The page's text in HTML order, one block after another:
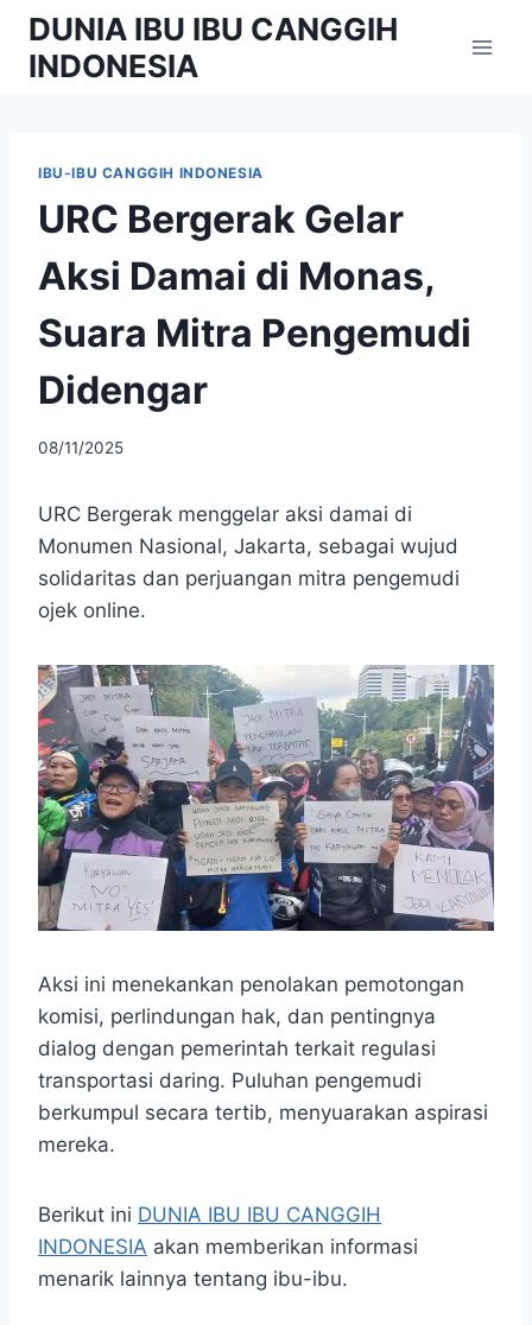
Skip
content
DUNIA IBU IBU CANGGIH
INDONESIA
IBU-IBU CANGGIH INDONESIA
URC Bergerak Gelar
Aksi Damai di Monas,
Suara Mitra Pengemudi
Didengar
By
08/11/2025
URC Bergerak menggelar aksi damai di
Monumen Nasional, Jakarta, sebagai wujud
solidaritas dan perjuangan mitra pengemudi
ojek online.
Aksi ini menekankan penolakan pemotongan
komisi, perlindungan hak, dan pentingnya
dialog dengan pemerintah terkait regulasi
transportasi daring. Puluhan pengemudi
berkumpul secara tertib, menyuarakan aspirasi
mereka.
Berikut ini DUNIA IBU IBU CANGGIH
INDONESIA akan memberikan informasi
menarik lainnya tentang ibu-ibu.